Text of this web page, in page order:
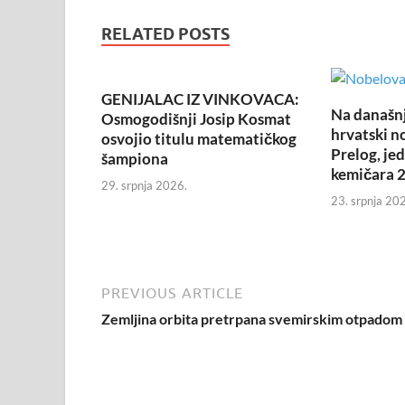
RELATED POSTS
GENIJALAC IZ VINKOVACA:
Osmogodišnji Josip Kosmat
osvojio titulu matematičkog
šampiona
29. srpnja 2026.
Na
hrvatski
Prelog,
kemičara
23. srpnja
PREVIOUS ARTICLE
Zemljina orbita pretrpana svemirskim otpadom